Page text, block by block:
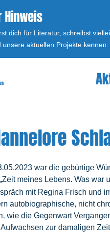
Hinweis
dich für Literatur, schreibst
unsere aktuellen Projekte
war die gebürtige
meines Lebens. Was war
mit Regina Frisch und
autobiographische, nicht
wie die Gegenwart
zur damaligen